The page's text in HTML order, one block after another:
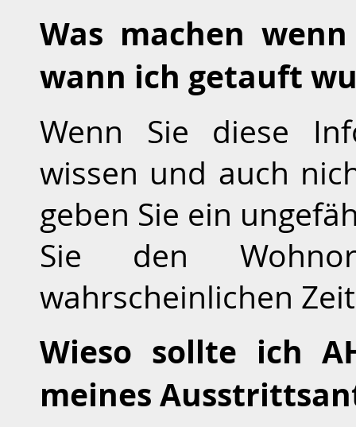
Was machen
wann ich getauft
Wenn Sie diese
wissen und auch
geben Sie ein
Sie den
wahrscheinlichen
Wieso sollte ich
meines